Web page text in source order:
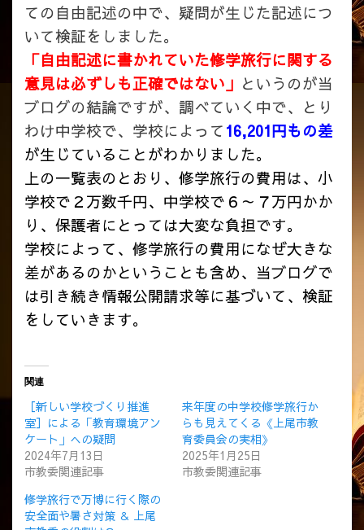
ての自由記述の中で、疑問が生じた記述につ
いて検証をしました。
「自由記述に書かれていた修学旅行に関する
意見は必ずしも正確ではない」 というのが当
ブログの結論ですが、調べていく中で、とり
わけ中学校で、学校によって16,201円もの差
が生じていることがわかりました。
上の一覧表のとおり、修学旅行の費用は、小
学校で２万数千円、中学校で６～７万円かか
り、保護者にとっては大変な負担です。
学校によって、修学旅行の費用になぜ大きな
差があるのかということも含め、当ブログで
は引き続き情報公開請求等に基づいて、検証
をしていきます。
関連
［新しい学校づくり推進
室］による「教育環境アン
ケート」への疑問
2024年7月13日
市教委関連記事
来年度の中学校修学旅行か
らも見えてくる《上尾市教
育委員会の実相》
2025年1月25日
市教委関連記事
修学旅行で万博に行く際の
安全面や暑さ対策 ＆ 上尾